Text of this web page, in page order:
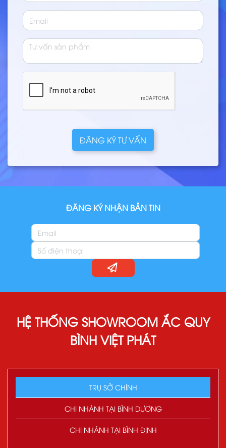
ĐĂNG KÝ TƯ VẤN
ĐĂNG KÝ NHẬN BẢN TIN
HỆ THỐNG SHOWROOM ẮC QUY
BÌNH VIỆT PHÁT
TRỤ SỞ CHÍNH
CHI NHÁNH TẠI BÌNH DƯƠNG
CHI NHÁNH TẠI BÌNH ĐỊNH